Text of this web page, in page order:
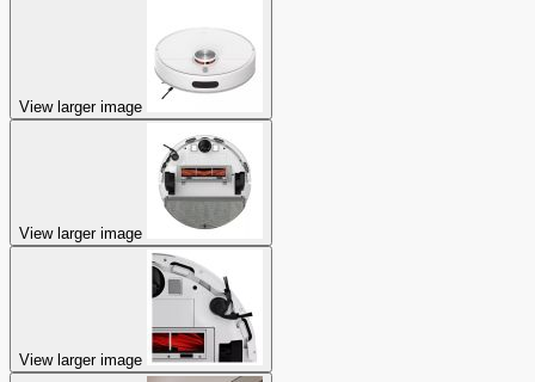
View larger image
View larger image
View larger image